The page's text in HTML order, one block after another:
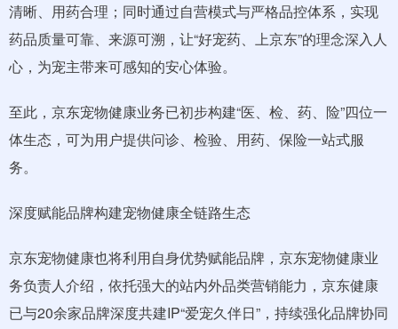
清晰、用药合理；同时通过自营模式与严格品控体系，实现
药品质量可靠、来源可溯，让“好宠药、上京东”的理念深入人
心，为宠主带来可感知的安心体验。
至此，京东宠物健康业务已初步构建“医、检、药、险”四位一
体生态，可为用户提供问诊、检验、用药、保险一站式服
务。
深度赋能品牌构建宠物健康全链路生态
京东宠物健康也将利用自身优势赋能品牌，京东宠物健康业
务负责人介绍，依托强大的站内外品类营销能力，京东健康
已与20余家品牌深度共建IP“爱宠久伴日”，持续强化品牌协同